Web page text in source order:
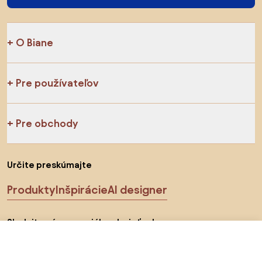
O Biane
Pre používateľov
Pre obchody
Určite preskúmajte
ProduktyInšpirácieAI designer
Sledujte nás na sociálnych sieťach